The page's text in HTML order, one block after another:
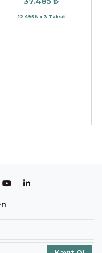
12.495₺ x 3 Taksit